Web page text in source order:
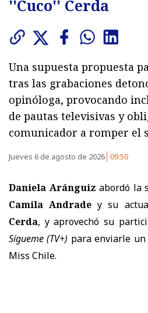
''Cuco'' Cerda
Una supuesta propuesta
tras las grabaciones
opinóloga, provocando
de pautas televisivas y
comunicador a romper el
Jueves 6 de agosto de 2026 09:50
Daniela Aránguiz abordó la
Camila Andrade y su
Cerda, y aprovechó su
Sígueme (TV+) para enviarle
Miss Chile.